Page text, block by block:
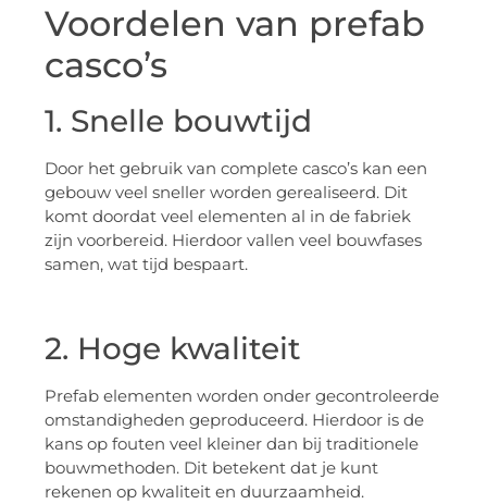
Voordelen van prefab
casco’s
1. Snelle bouwtijd
Door het gebruik van complete casco’s kan een
gebouw veel sneller worden gerealiseerd. Dit
komt doordat veel elementen al in de fabriek
zijn voorbereid. Hierdoor vallen veel bouwfases
samen, wat tijd bespaart.
2. Hoge kwaliteit
Prefab elementen worden onder gecontroleerde
omstandigheden geproduceerd. Hierdoor is de
kans op fouten veel kleiner dan bij traditionele
bouwmethoden. Dit betekent dat je kunt
rekenen op kwaliteit en duurzaamheid.